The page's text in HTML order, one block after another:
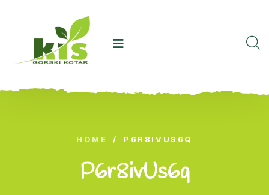
HOME / P6R8IVUS6Q
P6r8ivUs6q